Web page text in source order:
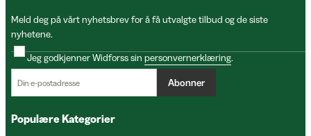
Meld deg på vårt nyhetsbrev for å få utvalgte tilbud og de siste
nyhetene.
Jeg godkjenner Widforss sin personvernerklæring.
Abonner
Populære Kategorier